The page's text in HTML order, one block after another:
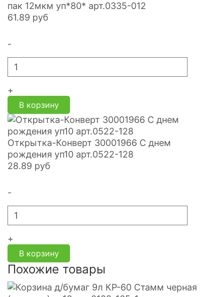
пак 12мкм уп*80* арт.0335-012
61.89 руб
-
+
В корзину
Открытка-Конверт 30001966 С днем
рождения уп10 арт.0522-128
28.89 руб
-
+
В корзину
Похожие товары